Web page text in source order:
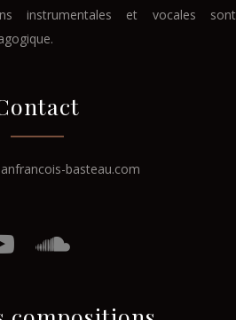
instrumentales et vocales sont
basteau.com